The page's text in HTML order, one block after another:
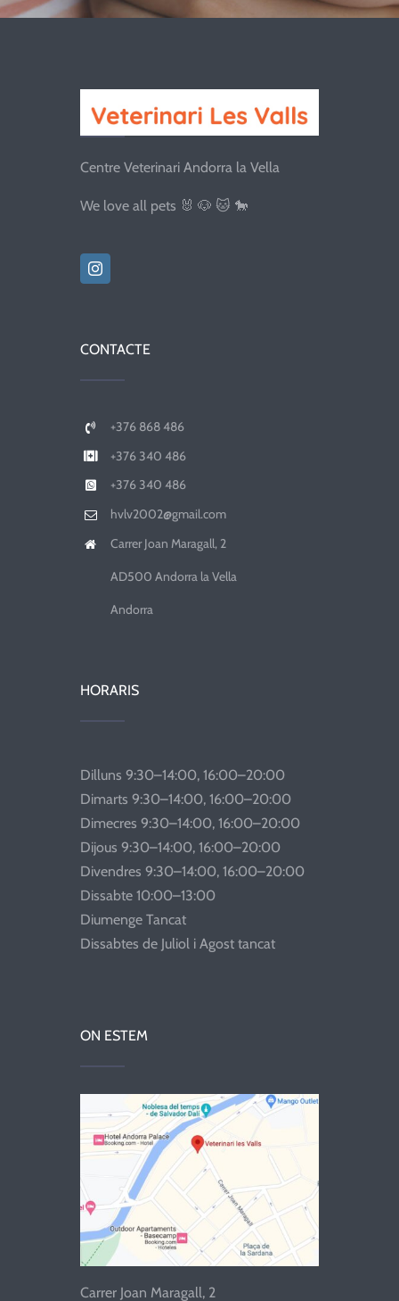
Centre Veterinari Andorra la Vella
We love all pets 🐰 🐶 🐱 🐎
CONTACTE
+376 868 486
+376 340 486
+376 340 486
hvlv2002@gmail.com
Carrer Joan Maragall, 2
AD500 Andorra la Vella
Andorra
HORARIS
Dilluns 9:30–14:00, 16:00–20:00
Dimarts 9:30–14:00, 16:00–20:00
Dimecres 9:30–14:00, 16:00–20:00
Dijous 9:30–14:00, 16:00–20:00
Divendres 9:30–14:00, 16:00–20:00
Dissabte 10:00–13:00
Diumenge Tancat
Dissabtes de Juliol i Agost tancat
ON ESTEM
Carrer Joan Maragall, 2